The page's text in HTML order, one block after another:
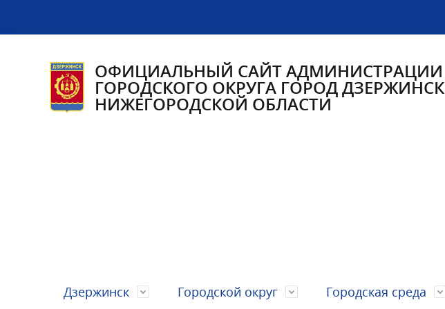
ОФИЦИАЛЬНЫЙ САЙТ АДМИНИСТРАЦИИ
ГОРОДСКОГО ОКРУГА ГОРОД ДЗЕРЖИНСК
НИЖЕГОРОДСКОЙ ОБЛАСТИ
Дзержинск Городской округ Городская среда